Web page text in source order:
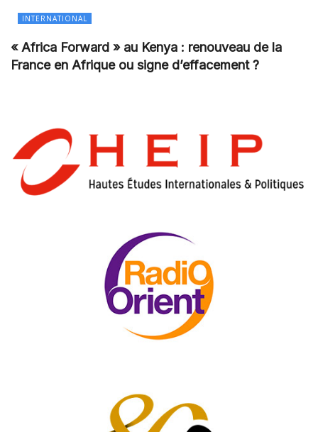
INTERNATIONAL
« Africa Forward » au Kenya : renouveau de la
France en Afrique ou signe d’effacement ?